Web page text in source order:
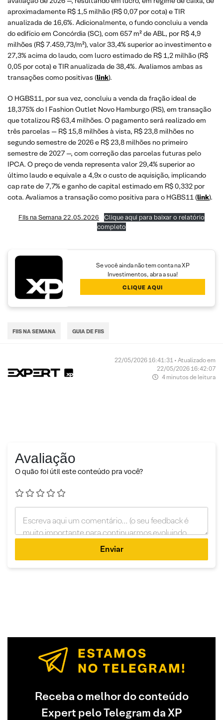
aproximadamente R$ 1,5 milhão (R$ 0,07 por cota) e TIR
anualizada de 16,6%. Adicionalmente, o fundo concluiu a venda
do edifício em Concórdia (SC), com 657 m² de ABL, por R$ 4,9
milhões (R$ 7.459,73/m²), valor 33,4% superior ao investimento e
27,3% acima do laudo, com lucro estimado de R$ 1,2 milhão (R$
0,05 por cota) e TIR anualizada de 38,4%. Avaliamos ambas as
transações como positivas (link).
O HGBS11, por sua vez, concluiu a venda da fração ideal de
18,375% do I Fashion Outlet Novo Hamburgo (RS), em transação
que totalizou R$ 63,4 milhões. O pagamento será realizado em
três parcelas — R$ 15,8 milhões à vista, R$ 23,8 milhões no
segundo semestre de 2026 e R$ 23,8 milhões no primeiro
semestre de 2027 —, com correção das parcelas futuras pelo
IPCA. O preço de venda representa valor 29,4% superior ao
último laudo e equivale a 4,9x o custo de aquisição, implicando
cap rate de 7,7% e ganho de capital estimado em R$ 0,332 por
cota. Avaliamos a transação como positiva para o HGBS11 (link).
FIIs na Semana 22.05.2026
Clique aqui para baixar o relatório
completo
Se você ainda não tem conta na XP
Investimentos, abra a sua!
CLIQUE AQUI
FIIS NA SEMANA GUIA DE FIIS
22/05/2026 16:41:31 • Atualizado em
22/05/2026 16:42:07
4 minutos de leitura
Avaliação
O quão foi útil este conteúdo pra você?
Enviar
Receba o melhor do conteúdo
Expert pelo Telegram da XP